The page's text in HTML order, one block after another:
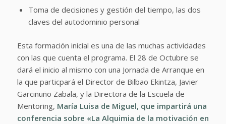
Toma de decisiones y gestión del tiempo, las dos
claves del autodominio personal
Esta formación inicial es una de las muchas actividades
con las que cuenta el programa. El 28 de Octubre se
dará el inicio al mismo con una Jornada de Arranque en
la que particpará el Director de Bilbao Ekintza, Javier
Garcinuño Zabala, y la Directora de la Escuela de
Mentoring, María Luisa de Miguel, que impartirá una
conferencia sobre «La Alquimia de la motivación en